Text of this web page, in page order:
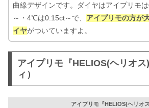
曲線デザインです。ダイヤはアイプリモ
～・4℃は0.15ct～で、 アイプリモの方が
イヤがついていますよ。
アイプリモ『HELIOS(ヘリオ
ィ）
アイプリモ『HELIOS(ヘリオス